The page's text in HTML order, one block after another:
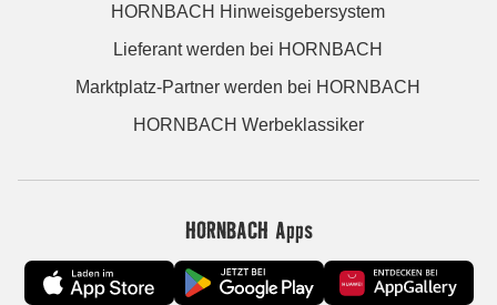
HORNBACH Hinweisgebersystem
Lieferant werden bei HORNBACH
Marktplatz-Partner werden bei HORNBACH
HORNBACH Werbeklassiker
HORNBACH Apps